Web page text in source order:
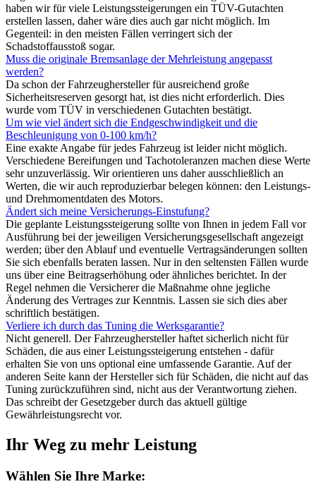
haben wir für viele Leistungssteigerungen ein TÜV-Gutachten
erstellen lassen, daher wäre dies auch gar nicht möglich. Im
Gegenteil: in den meisten Fällen verringert sich der
Schadstoffausstoß sogar.
Muss die originale Bremsanlage der Mehrleistung angepasst
werden?
Da schon der Fahrzeughersteller für ausreichend große
Sicherheitsreserven gesorgt hat, ist dies nicht erforderlich. Dies
wurde vom TÜV in verschiedenen Gutachten bestätigt.
Um wie viel ändert sich die Endgeschwindigkeit und die
Beschleunigung von 0-100 km/h?
Eine exakte Angabe für jedes Fahrzeug ist leider nicht möglich.
Verschiedene Bereifungen und Tachotoleranzen machen diese Werte
sehr unzuverlässig. Wir orientieren uns daher ausschließlich an
Werten, die wir auch reproduzierbar belegen können: den Leistungs-
und Drehmomentdaten des Motors.
Ändert sich meine Versicherungs-Einstufung?
Die geplante Leistungssteigerung sollte von Ihnen in jedem Fall vor
Ausführung bei der jeweiligen Versicherungsgesellschaft angezeigt
werden; über den Ablauf und eventuelle Vertragsänderungen sollten
Sie sich ebenfalls beraten lassen. Nur in den seltensten Fällen wurde
uns über eine Beitragserhöhung oder ähnliches berichtet. In der
Regel nehmen die Versicherer die Maßnahme ohne jegliche
Änderung des Vertrages zur Kenntnis. Lassen sie sich dies aber
schriftlich bestätigen.
Verliere ich durch das Tuning die Werksgarantie?
Nicht generell. Der Fahrzeughersteller haftet sicherlich nicht für
Schäden, die aus einer Leistungssteigerung entstehen - dafür
erhalten Sie von uns optional eine umfassende Garantie. Auf der
anderen Seite kann der Hersteller sich für Schäden, die nicht auf das
Tuning zurückzuführen sind, nicht aus der Verantwortung ziehen.
Das schreibt der Gesetzgeber durch das aktuell gültige
Gewährleistungsrecht vor.
Ihr Weg zu mehr Leistung
Wählen Sie Ihre Marke: